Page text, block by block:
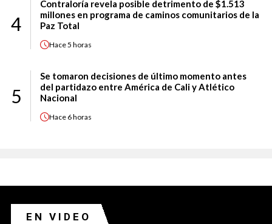
4
Contraloría revela posible detrimento de $1.513
millones en programa de caminos comunitarios de la
Paz Total
Hace5 horas
5
Se tomaron decisiones de último momento antes
del partidazo entre América de Cali y Atlético
Nacional
Hace 6 horas
EN VIDEO